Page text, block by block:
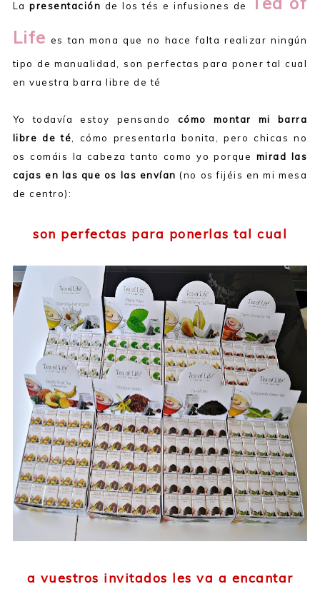
Lapresentación de los tés e infusiones de
Life es tan mona que no hace falta realizar ningún
tipo de manualidad, son perfectas para poner tal cual
en vuestra barra libre de té
Yo todavía estoy pensando cómo montar mi barra
libre de té, cómo presentarla bonita, pero chicas no
os comáis la cabeza tanto como yo porque mirad las
cajas en las que os las envían (no os fijéis en mi mesa
de centro):
son perfectas para ponerlas tal cual
a vuestros invitados les va a encantar